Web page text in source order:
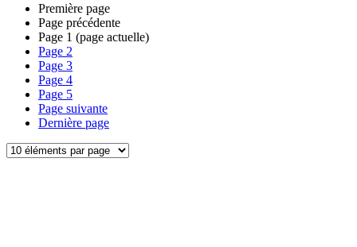
Première page
Page précédente
Page 1 (page actuelle)
Page 2
Page 3
Page 4
Page 5
Page suivante
Dernière page